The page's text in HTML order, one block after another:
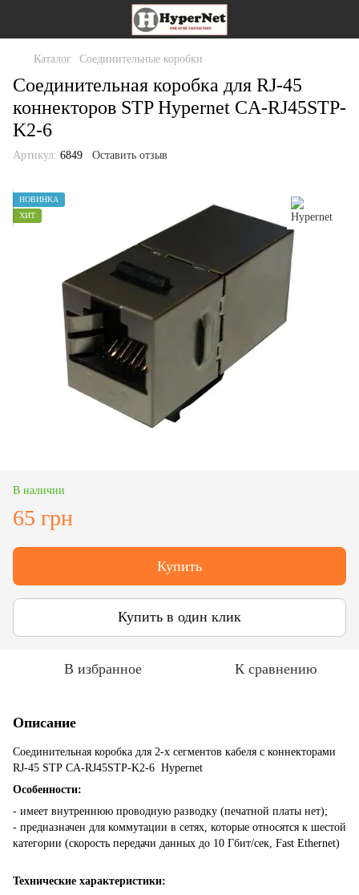
Каталог Соединительные коробки
Соединительная коробка для RJ-45
коннекторов STP Hypernet CA-RJ45STP-
K2-6
Артикул: 6849 Оставить отзыв
НОВИНКА
ХИТ
В наличии
65 грн
Купить
Купить в один клик
В избранное К сравнению
Описание
Соединительная коробка для 2-х сегментов кабеля с коннекторами
RJ-45 STP CA-RJ45STP-K2-6 Hypernet
Особенности:
- имеет внутреннюю проводную разводку (печатной платы нет);
- предназначен для коммутации в сетях, которые относятся к шестой
категории (скорость передачи данных до 10 Гбит/сек, Fast Ethernet)
Технические характеристики: